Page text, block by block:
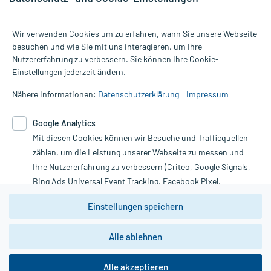
Alle Preise gelten inkl. MwSt., ggf. zzgl. Versandkosten
Informationen auf dieser Website werden ausschließlich für
die Untersuchung und Behandlung durch einen Arzt. Bitte
Therapien eingeleitet werden können. | Diese Webseite benutzt
Google Analytics. Lesen Sie bitte dazu die wichtigen Hinweise in
unserer Datenschutzerklärung. Für den Widerruf einer Bestellung
nutzen Sie das Formular:
Vertrag widerrufen
*Hinweise zu unseren Aktionen und Bewertungen
Wir verwenden Cookies um zu erfahren, wann Sie unsere Webseite
besuchen und wie Sie mit uns interagieren, um Ihre
Nutzererfahrung zu verbessern. Sie können Ihre Cookie-
Einstellungen jederzeit ändern.
Nähere Informationen: Datenschutzerklärung Impressum
Google Analytics
Mit diesen Cookies können wir Besuche und Trafficquellen
zählen, um die Leistung unserer Webseite zu messen und
Ihre Nutzererfahrung zu verbessern (Criteo, Google Signals,
Bing Ads Universal Event Tracking, Facebook Pixel,
Youtube-Social Plugin).
Wir weisen darauf hin, dass die
zwingend den Europäischen Anforderungen gem. EU-
DSGVO genügen und ein Datentransfer in Drittstaaten bzw.
Daten dort verarbeitet werden, kann nicht geprüft und
Einstellungen speichern
Alle ablehnen
Alle akzeptieren